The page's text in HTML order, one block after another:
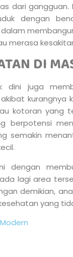
dari gangguan.
dengan
merasa
DI
dini juga
kurangnya
kotoran yang
berpotensi
semakin
dengan
lagi area
demikian,
yang